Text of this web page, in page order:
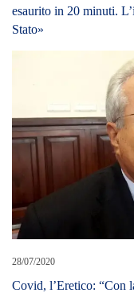
esaurito in 20 minuti.
Stato»
28/07/2020
Covid, l’Eretico: “Con